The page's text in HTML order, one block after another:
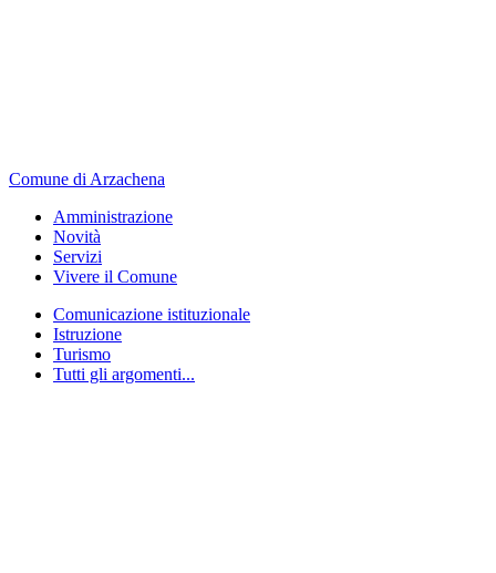
Comune di Arzachena
Amministrazione
Novità
Servizi
Vivere il Comune
Comunicazione istituzionale
Istruzione
Turismo
Tutti gli argomenti...